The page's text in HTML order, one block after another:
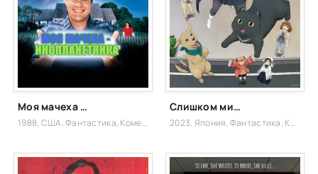
Моя мачеха – инопланетянка
1988, США,Фантастика, Комедия
Слишком милый кризис
2023, Япония, Фантастика, Комедия